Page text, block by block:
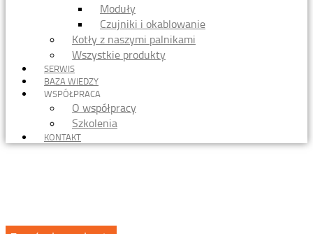
Moduły
Czujniki i okablowanie
Kotły z naszymi palnikami
Wszystkie produkty
SERWIS
BAZA WIEDZY
WSPÓŁPRACA
O współpracy
Szkolenia
KONTAKT